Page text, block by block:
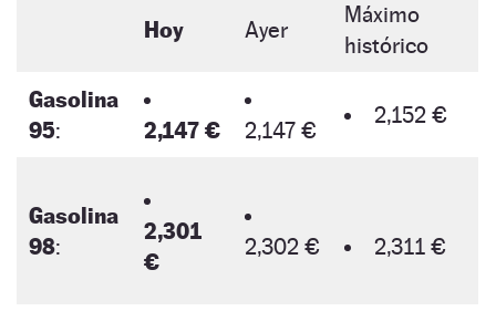
Hoy Ayer
Máximo
histórico
Gasolina
95: 2,147 € 2,147 €
2,152 €
Gasolina
98:
2,301
€
2,302 € 2,311 €